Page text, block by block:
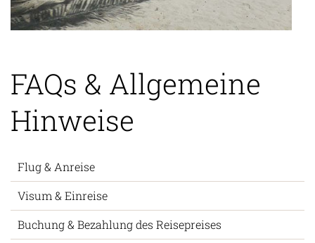
FAQs & Allgemeine
Hinweise
Flug & Anreise
Visum & Einreise
Buchung & Bezahlung des Reisepreises